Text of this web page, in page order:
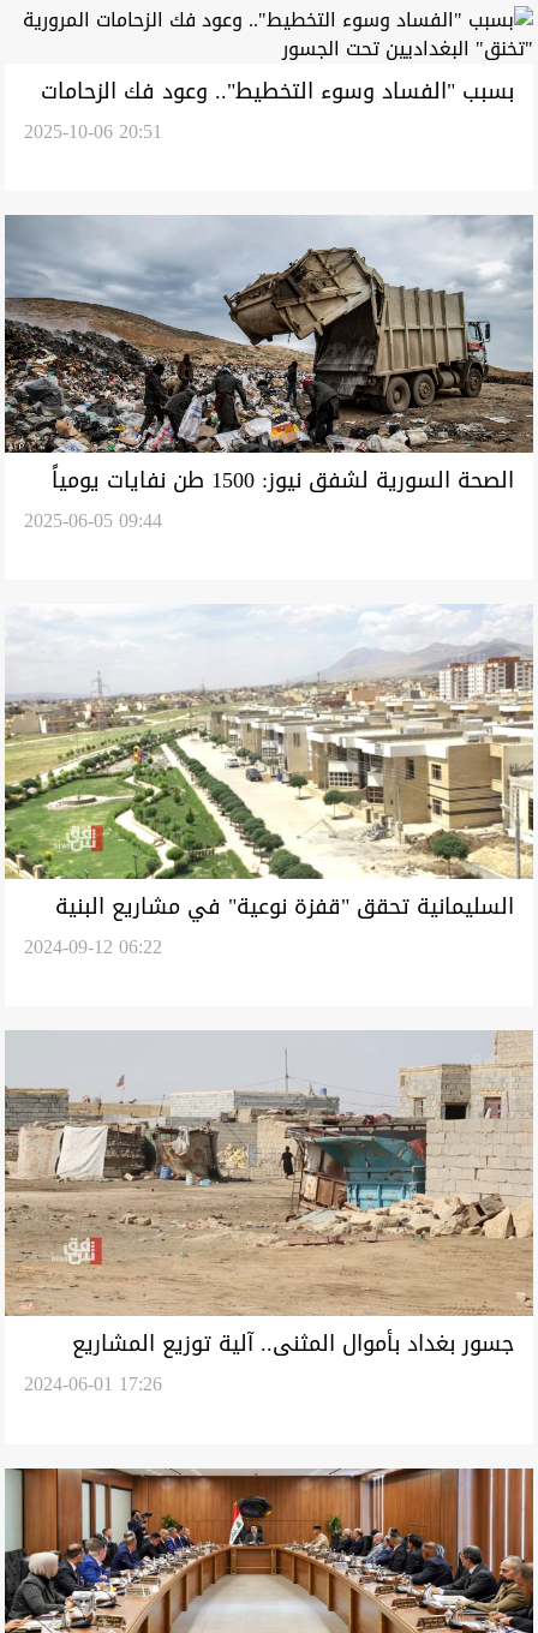
بسبب "الفساد وسوء التخطيط".. وعود فك الزحامات
المرورية "تخنق" البغداديين تحت الجسور2025-10-06 20:51
الصحة السورية لشفق نيوز: 1500 طن نفايات يومياً
2025-06-05 09:44
السليمانية تحقق "قفزة نوعية" في مشاريع البنية
2024-09-12 06:22
جسور بغداد بأموال المثنى.. آلية توزيع المشاريع
تحرم المحافظة "الأفقر" من البنى التحتية2024-06-01 17:26